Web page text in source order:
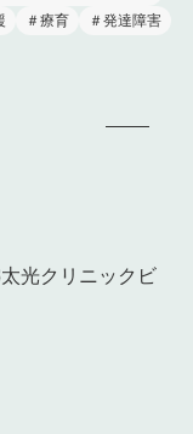
＃療育
＃発達障害
光クリニックビ